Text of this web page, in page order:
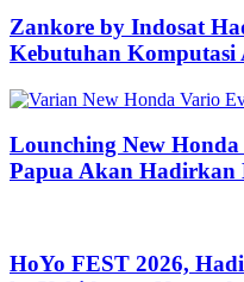
Zankore by Indosat
Kebutuhan Komputasi
Lounching New
Papua Akan Hadirkan
HoYo FEST 2026,